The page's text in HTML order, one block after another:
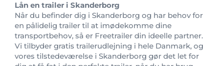
Lån en trailer i Skanderborg
Når du befinder dig i Skanderborg og har behov for
en pålidelig trailer til at imødekomme dine
transportbehov, så er Freetrailer din ideelle partner.
Vi tilbyder gratis trailerudlejning i hele Danmark, og
vores tilstedeværelse i Skanderborg gør det let for